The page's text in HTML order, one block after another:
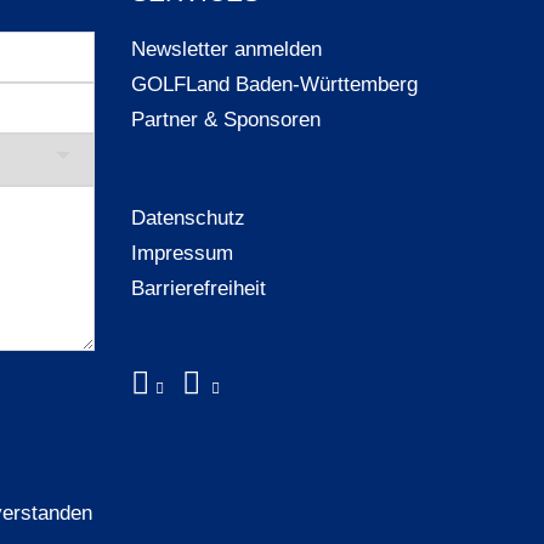
Newsletter anmelden
GOLFLand Baden-Württemberg
Partner & Sponsoren
Datenschutz
Impressum
Barrierefreiheit